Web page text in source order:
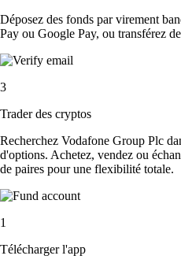
Déposez des fonds par virement
Pay ou Google Pay, ou transférez
3
Trader des cryptos
Recherchez Vodafone Group Plc
d'options. Achetez, vendez ou
de paires pour une flexibilité totale.
1
Télécharger l'app